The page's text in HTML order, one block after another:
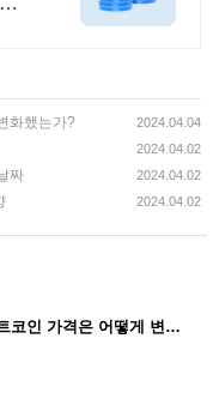
화했는가? 2024.04.04
2024.04.02
짜 2024.04.02
2024.04.02
비트코인 반감기 이후 비트코인 가격은 어떻게 변화했는가?